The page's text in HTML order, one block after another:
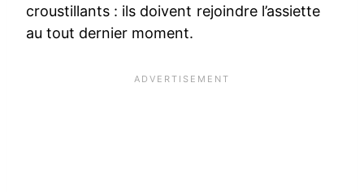
croustillants : ils doivent rejoindre l’assiette
au tout dernier moment.